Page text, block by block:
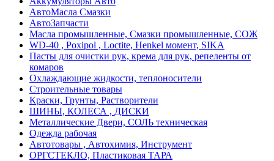
АвтоМасла Смазки
АвтоЗапчасти
Масла промышленные, Смазки промышленные, СОЖ
WD-40 , Poxipol , Loctite, Henkel момент, SIKA
Пасты для очистки рук, крема для рук, репеленты от
комаров
Охлаждающие жидкости, теплоносители
Строительные товары
Краски, Грунты, Растворители
ШИНЫ, КОЛЕСА , ДИСКИ
Металлические Двери, СОЛЬ техническая
Одежда рабочая
Автотовары , Автохимия, Инструмент
ОРГСТЕКЛО, Пластиковая ТАРА